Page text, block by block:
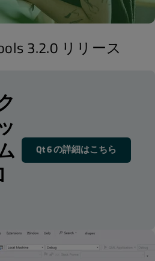
3.2.0 リリース
Qt 6 の詳細はこちら